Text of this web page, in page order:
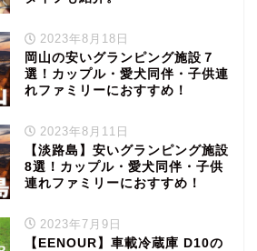
2023年8月18日
岡山の安いグランピング施設７
選！カップル・愛犬同伴・子供連
れファミリーにおすすめ！
2023年8月11日
【淡路島】安いグランピング施設
8選！カップル・愛犬同伴・子供
連れファミリーにおすすめ！
2023年7月9日
【EENOUR】車載冷蔵庫 D10の